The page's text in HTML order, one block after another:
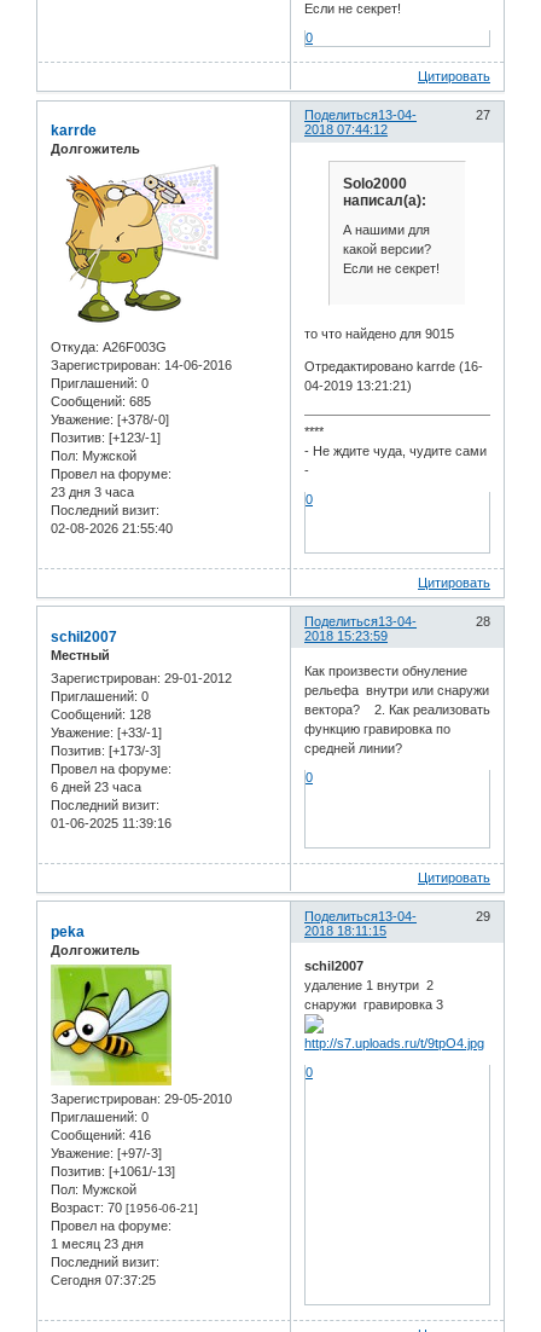
Если не секрет!
0
Цитировать
Поделиться 27
13-04-
2018 07:44:12
karrde
Долгожитель
Откуда: A26F003G
Зарегистрирован: 14-06-2016
Приглашений: 0
Сообщений: 685
Уважение: [+378/-0]
Позитив: [+123/-1]
Пол: Мужской
Провел на форуме:
23 дня 3 часа
Последний визит:
02-08-2026 21:55:40
Solo2000
написал(а):
А нашими для
какой версии?
Если не секрет!
то что найдено для 9015
Отредактировано karrde (16-
04-2019 13:21:21)
****
- Не ждите чуда, чудите сами
-
0
Цитировать
Поделиться 28
13-04-
2018 15:23:59
schil2007
Местный
Зарегистрирован: 29-01-2012
Приглашений: 0
Сообщений: 128
Уважение: [+33/-1]
Позитив: [+173/-3]
Провел на форуме:
6 дней 23 часа
Последний визит:
01-06-2025 11:39:16
Как произвести обнуление
рельефа внутри или снаружи
вектора? 2. Как реализовать
функцию гравировка по
средней линии?
0
Цитировать
Поделиться 29
13-04-
2018 18:11:15
peka
Долгожитель
Зарегистрирован: 29-05-2010
Приглашений: 0
Сообщений: 416
Уважение: [+97/-3]
Позитив: [+1061/-13]
Пол: Мужской
Возраст: 70 [1956-06-21]
Провел на форуме:
1 месяц 23 дня
Последний визит:
Сегодня 07:37:25
schil2007
удаление 1 внутри 2
снаружи гравировка 3
0